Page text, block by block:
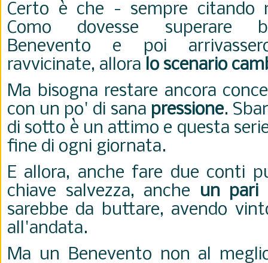
Certo è che - sempre citando
Como dovesse superare
Benevento e poi
ravvicinate, allora lo scenario
Ma bisogna restare ancora
con un po' di sana pressione.
di sotto è un attimo e questa
fine di ogni giornata.
E allora, anche fare due conti
chiave salvezza, anche un pari
sarebbe da buttare, avendo
all'andata.
Ma un Benevento non al